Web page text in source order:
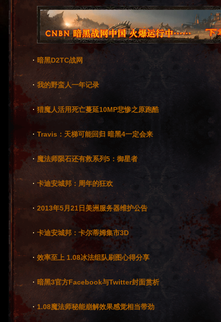
· 暗黑D2TC战网
· 我的野蛮人一年记录
· 猎魔人活用死亡蔓延10MP悲惨之原跑酷
· Travis：天梯可能回归 暗黑4一定会来
·魔法师陨石还有救系列5：御星者
· 卡迪安城邦：周年的狂欢
· 2013年5月21日美洲服务器维护公告
· 卡迪安城邦：卡尔蒂姆集市3D
· 效率至上 1.08冰法组队刷图心得分享
· 暗黑3官方Facebook与Twitter封面赏析
·1.08魔法师秘能崩解效果感觉相当带劲